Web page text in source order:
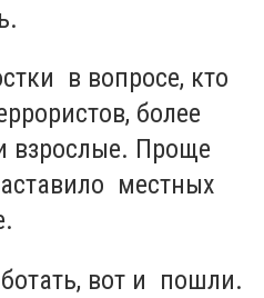
в вопросе, кто
более
взрослые. Проще
местных
вот и пошли.